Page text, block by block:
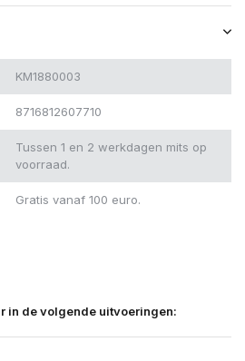
KM1880003
8716812607710
Tussen 1 en 2 werkdagen mits op
voorraad.
Gratis vanaf 100 euro.
in de volgende uitvoeringen: